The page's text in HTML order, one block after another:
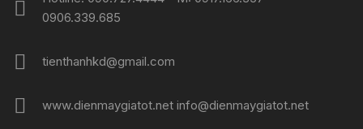
0906.339.685
tienthanhkd@gmail.com
www.dienmaygiatot.net info@dienmaygiatot.net